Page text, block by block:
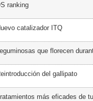
ranking
catalizador ITQ
que florecen
del gallipato
más eficades de